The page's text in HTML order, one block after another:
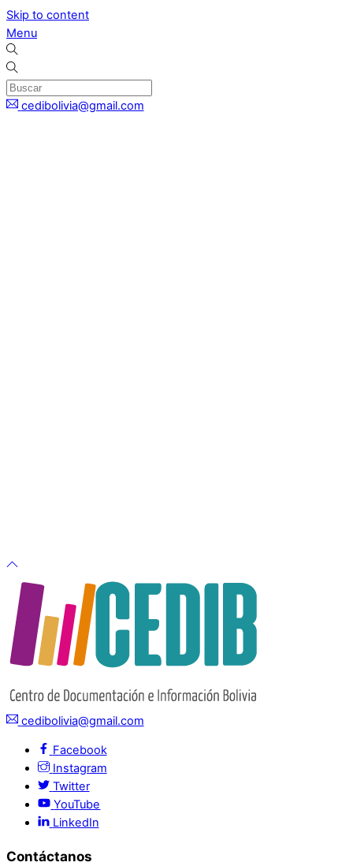
Skip to content
Menu
cedibolivia@gmail.com
cedibolivia@gmail.com
Facebook
Instagram
Twitter
YouTube
LinkedIn
Contáctanos